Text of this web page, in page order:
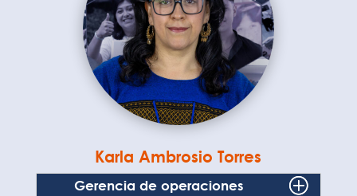
Karla Ambrosio Torres
Gerencia de operaciones